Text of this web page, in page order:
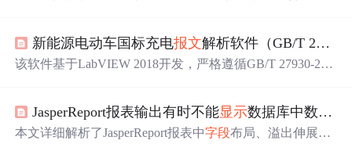
为PF×256，PDU2为PF×256+GE；同时覆盖PGN地址空间
分布（0x0000–0x3FFF与0x4000–0xFFFF）、多帧传输处理
新能源电动车国标充电报文解析软件（GB/T 27930焕新升级版）｜在线离线双模分析｜故障诊断利器
该软件基于LabVIEW 2018开发，严格遵循GB/T 27930-202
解码、状态机可视化、错误告警及全阶段逻辑校验能力，
兼容主流USB-CAN设备，适用于新能源汽车BMS与充电
JasperReport报表输出有时不能显示数据库中数据的原因与解决方法:
本文详细解析了JasperReport报表中字段布局、溢出伸展、